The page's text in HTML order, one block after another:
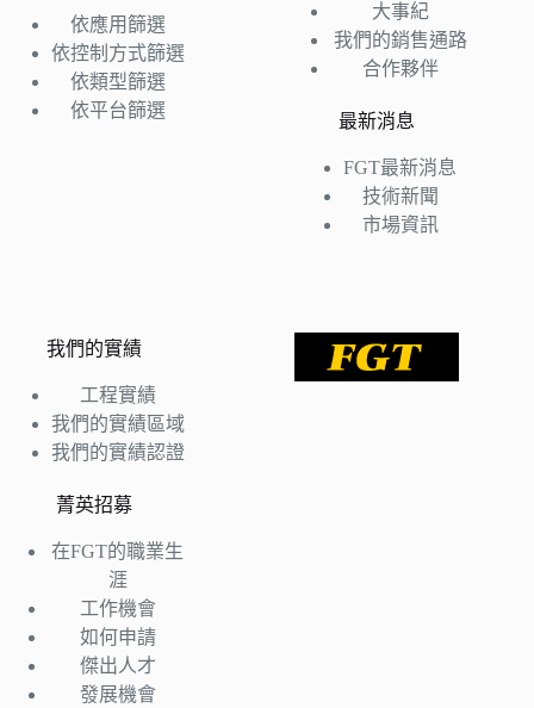
依應用篩選
依控制方式篩選
依類型篩選
依平台篩選
大事紀
我們的銷售通路
合作夥伴
最新消息
FGT最新消息
技術新聞
市場資訊
我們的實績
工程實績
我們的實績區域
我們的實績認證
菁英招募
在FGT的職業生
涯
工作機會
如何申請
傑出人才
發展機會